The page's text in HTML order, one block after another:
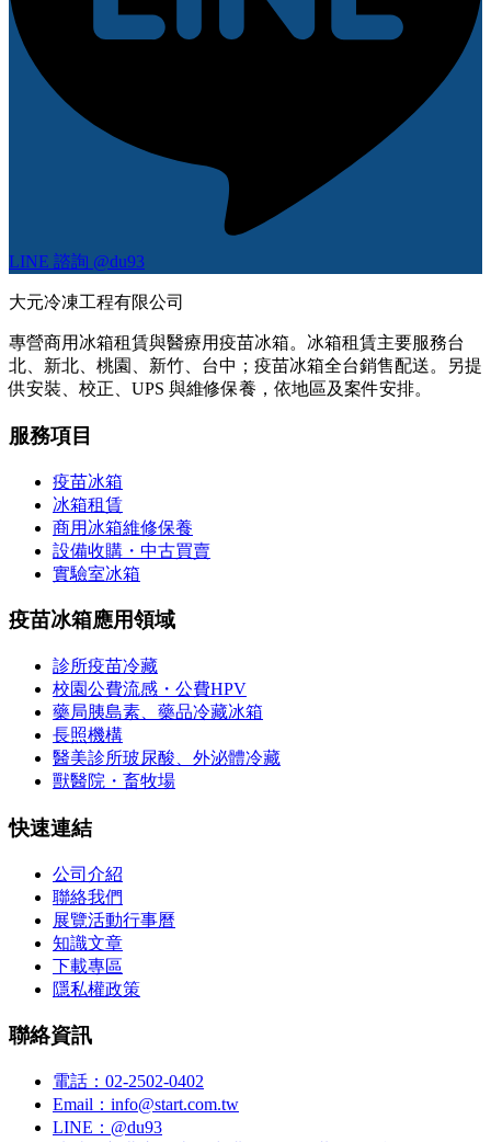
LINE 諮詢 @du93
大元冷凍工程有限公司
專營商用冰箱租賃與醫療用疫苗冰箱。冰箱租賃主要服務台
北、新北、桃園、新竹、台中；疫苗冰箱全台銷售配送。另提
供安裝、校正、UPS 與維修保養，依地區及案件安排。
服務項目
疫苗冰箱
冰箱租賃
商用冰箱維修保養
設備收購・中古買賣
實驗室冰箱
疫苗冰箱應用領域
診所疫苗冷藏
校園公費流感・公費HPV
藥局胰島素、藥品冷藏冰箱
長照機構
醫美診所玻尿酸、外泌體冷藏
獸醫院・畜牧場
快速連結
公司介紹
聯絡我們
展覽活動行事曆
知識文章
下載專區
隱私權政策
聯絡資訊
電話：02-2502-0402
Email：info@start.com.tw
LINE：@du93